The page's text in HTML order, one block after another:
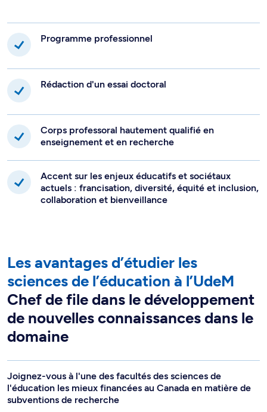
Programme professionnel
Rédaction d'un essai doctoral
Corps professoral hautement qualifié en
enseignement et en recherche
Accent sur les enjeux éducatifs et sociétaux
actuels : francisation, diversité, équité et inclusion,
collaboration et bienveillance
Les avantages d’étudier les
sciences de l’éducation à l’UdeM
Chef de file dans le développement
de nouvelles connaissances dans le
domaine
Joignez-vous à l'une des facultés des sciences de
l'éducation les mieux financées au Canada en matière de
subventions de recherche